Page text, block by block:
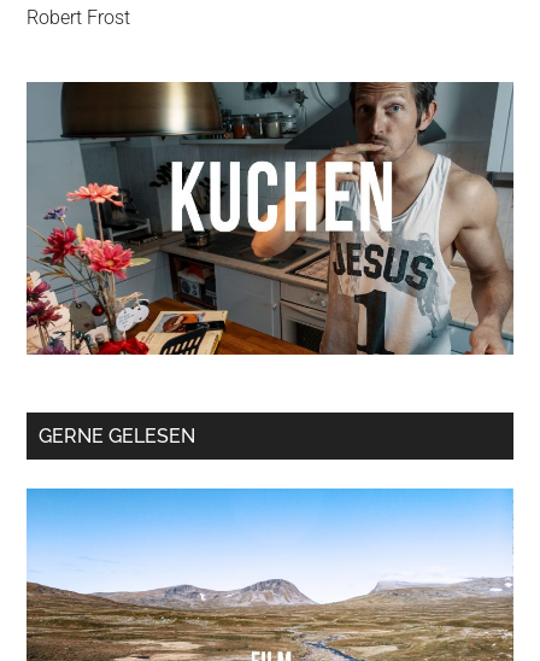
Robert Frost
GERNE GELESEN